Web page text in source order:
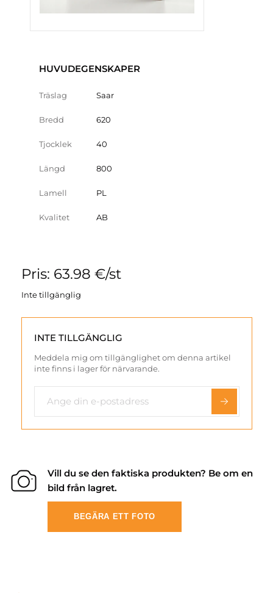
HUVUDEGENSKAPER
Träslag Saar
Bredd 620
Tjocklek 40
Längd 800
Lamell PL
Kvalitet AB
Pris: 63.98 €/st
Inte tillgänglig
INTE TILLGÄNGLIG
Meddela mig om tillgänglighet om denna artikel
inte finns i lager för närvarande.
Vill du se den faktiska produkten? Be om en
bild från lagret.
BEGÄRA ETT FOTO